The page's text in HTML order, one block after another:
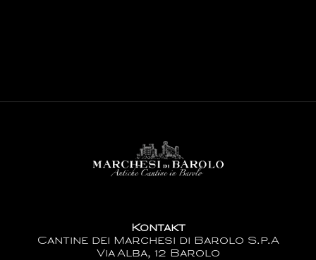
Kontakt
Cantine dei Marchesi di Barolo S.p.A
Via Alba, 12 Barolo